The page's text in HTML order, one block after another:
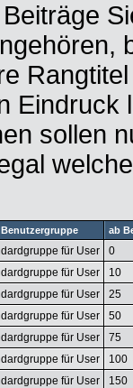
sollen
Benutzergruppe ab
für User
0
für User
10
für User
25
für User
50
für User
75
für User
100
für User
150